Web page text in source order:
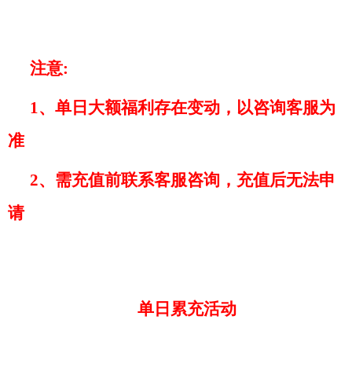
注意:
1、单日大额福利存在变动，以咨询客服为
准
2、需充值前联系客服咨询，充值后无法申
请
单日累充活动